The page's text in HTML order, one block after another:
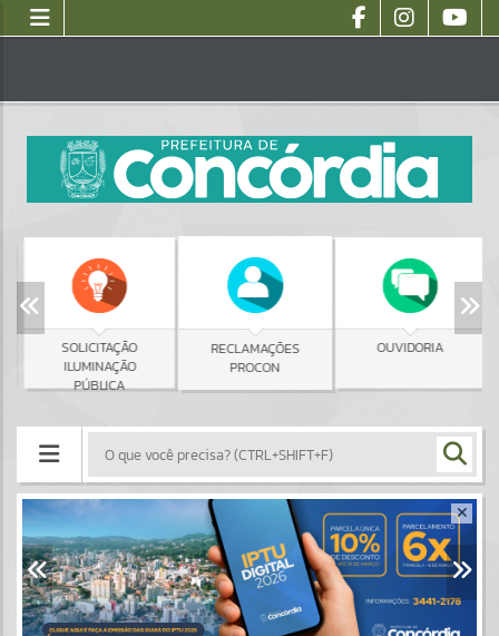
SOLICITAÇÃO
ILUMINAÇÃO
PÚBLICA
RECLAMAÇÕES
PROCON
OUVIDORIA
Portais
Por favor, aguarde...